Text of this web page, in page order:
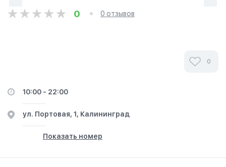
0 0 отзывов
0
10:00 - 22:00
ул. Портовая, 1, Калининград
Показать номер